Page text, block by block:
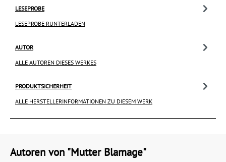
LESEPROBE
LESEPROBE RUNTERLADEN
AUTOR
ALLE AUTOREN DIESES WERKES
PRODUKTSICHERHEIT
ALLE HERSTELLERINFORMATIONEN ZU DIESEM WERK
Autoren von "Mutter Blamage"